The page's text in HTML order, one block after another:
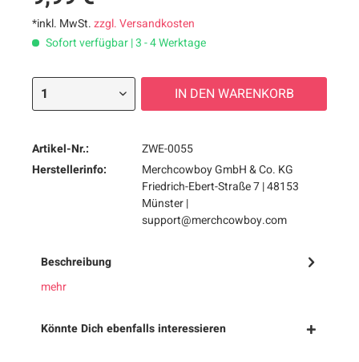
*inkl. MwSt.zzgl. Versandkosten
Sofort verfügbar | 3 - 4 Werktage
IN DEN WARENKORB
Artikel-Nr.:
ZWE-0055
Herstellerinfo:
Merchcowboy GmbH & Co. KG
Friedrich-Ebert-Straße 7 | 48153
Münster |
support@merchcowboy.com
Beschreibung
mehr
Könnte Dich ebenfalls interessieren